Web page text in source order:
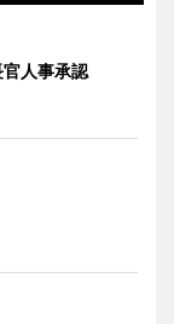
人事承認